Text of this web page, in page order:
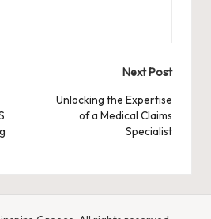
Next Post
Unlocking the Expertise
of a Medical Claims
Specialist